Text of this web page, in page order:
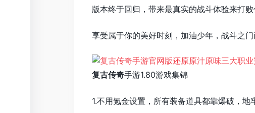
版本终于回归，带来最真实的战斗体验来打败
享受属于你的美好时刻，加油少年，战斗之门
复古传奇手游1.80游戏集锦
1.不用氪金设置，所有装备道具都靠爆破，地